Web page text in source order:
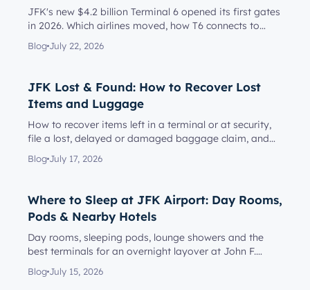
JFK's new $4.2 billion Terminal 6 opened its first gates
in 2026. Which airlines moved, how T6 connects to
Terminal 5, l...
Blog July 22, 2026
JFK Lost & Found: How to Recover Lost
Items and Luggage
How to recover items left in a terminal or at security,
file a lost, delayed or damaged baggage claim, and
reach the rig...
Blog July 17, 2026
Where to Sleep at JFK Airport: Day Rooms,
Pods & Nearby Hotels
Day rooms, sleeping pods, lounge showers and the
best terminals for an overnight layover at John F.
Kennedy Internationa...
Blog July 15, 2026